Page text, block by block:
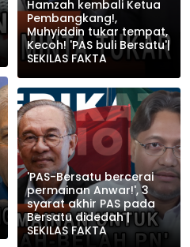
Hamzah kembali Ketua
Pembangkang!,
Muhyiddin tukar tempat,
Kecoh! 'PAS buli Bersatu'|
SEKILAS FAKTA
'PAS-Bersatu bercerai
permainan Anwar!', 3
syarat akhir PAS pada
Bersatu didedah |
SEKILAS FAKTA